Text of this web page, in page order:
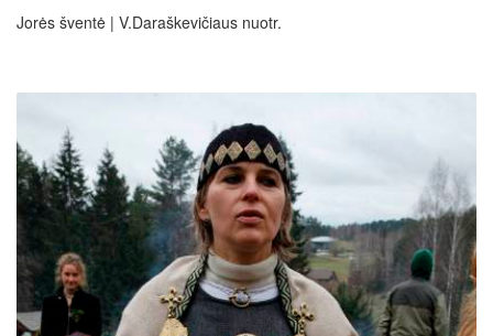
Jorės šventė | V.Daraškevičiaus nuotr.